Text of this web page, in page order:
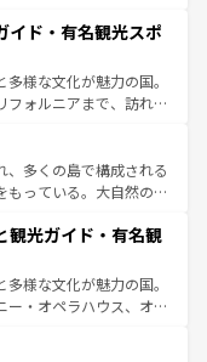
ならではのユニークな
なく町歩きも満喫する
め物価も高いが、旅行
もあり、うまく活用すれ
イド・有名観光スポ
様な文化が魅力の国。
フォルニアまで、訪れる
ピング、エンターテイ
ットだ。一方、アメリカ
ドキャニオンやイエロー
美食が融合した独特の
地域で異なる魅力を楽
史を感じることができ
列車の旅も、アメリカ
、多くの島で構成される
もっている。大自然の神
観光地といえばオアフ
ウイ島やカウアイ島が
く海をはじめ、豊かな
ロハスピリット」と呼ば
ワイアンミュージッ
観光ガイド・有名観
様な文化が魅力の国。
ー・オペラハウス、オー
ウルル（エアーズロッ